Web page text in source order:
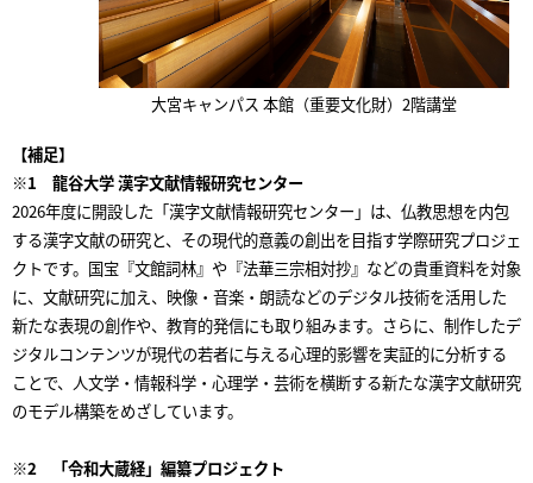
大宮キャンパス 本館（重要文化財）2階講堂
【補足】
※1 龍谷大学 漢字文献情報研究センター
2026年度に開設した「漢字文献情報研究センター」は、仏教思想を内包
する漢字文献の研究と、その現代的意義の創出を目指す学際研究プロジェ
クトです。国宝『文館詞林』や『法華三宗相対抄』などの貴重資料を対象
に、文献研究に加え、映像・音楽・朗読などのデジタル技術を活用した
新たな表現の創作や、教育的発信にも取り組みます。さらに、制作したデ
ジタルコンテンツが現代の若者に与える心理的影響を実証的に分析する
ことで、人文学・情報科学・心理学・芸術を横断する新たな漢字文献研究
のモデル構築をめざしています。
※2 「令和大蔵経」編纂プロジェクト